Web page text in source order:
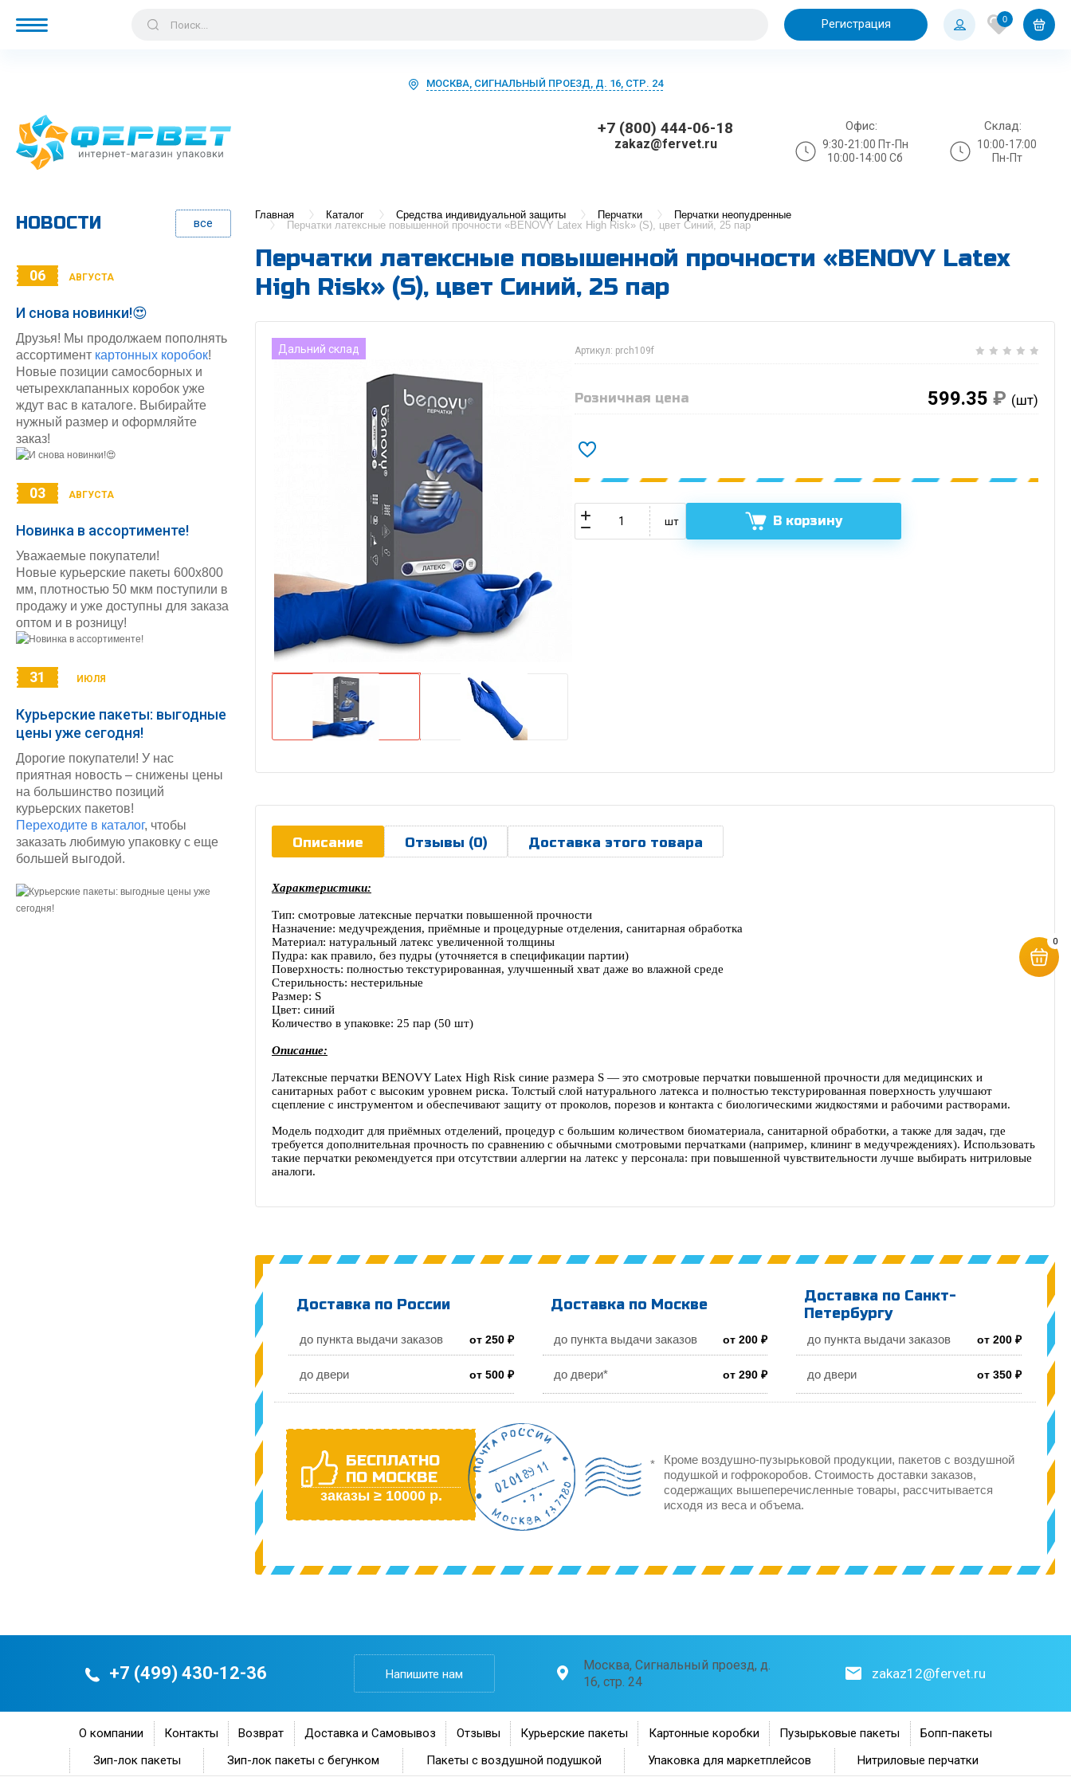
Регистрация 0
МОСКВА, СИГНАЛЬНЫЙ ПРОЕЗД, Д. 16, СТР. 24
+7 (800) 444-06-18
zakaz@fervet.ru
Офис:
9:30-21:00 Пт-Пн
10:00-14:00 Сб
Склад:
10:00-17:00
Пн-Пт
Главная Каталог Средства индивидуальной защиты Перчатки
Перчатки неопудренные
Перчатки латексные повышенной прочности «BENOVY Latex High Risk» (S), цвет Синий, 25 пар
Перчатки латексные повышенной прочности «BENOVY Latex
High Risk» (S), цвет Синий, 25 пар
Дальний склад Артикул: prch109f
Розничная цена 599.35 ₽ (шт)
шт В корзину
Описание Отзывы (0) Доставка этого товара
Характеристики:
Тип: смотровые латексные перчатки повышенной прочности
Назначение: медучреждения, приёмные и процедурные отделения, санитарная обработка
Материал: натуральный латекс увеличенной толщины
Пудра: как правило, без пудры (уточняется в спецификации партии)
Поверхность: полностью текстурированная, улучшенный хват даже во влажной среде
Стерильность: нестерильные
Размер: S
Цвет: синий
Количество в упаковке: 25 пар (50 шт)
Описание:
Латексные перчатки BENOVY Latex High Risk синие размера S — это смотровые перчатки повышенной прочности для медицинских и
санитарных работ с высоким уровнем риска. Толстый слой натурального латекса и полностью текстурированная поверхность улучшают
сцепление с инструментом и обеспечивают защиту от проколов, порезов и контакта с биологическими жидкостями и рабочими растворами.
Модель подходит для приёмных отделений, процедур с большим количеством биоматериала, санитарной обработки, а также для задач, где
требуется дополнительная прочность по сравнению с обычными смотровыми перчатками (например, клининг в медучреждениях). Использовать
такие перчатки рекомендуется при отсутствии аллергии на латекс у персонала: при повышенной чувствительности лучше выбирать нитриловые
аналоги.
Доставка по России
до пункта выдачи заказов от 250 ₽
до двери от 500 ₽
Доставка по Москве
до пункта выдачи заказов от 200 ₽
до двери* от 290 ₽
Доставка по Санкт-
Петербургу
до пункта выдачи заказов от 200 ₽
до двери от 350 ₽
БЕСПЛАТНО
ПО МОСКВЕ
заказы ≥ 10000 р.
Кроме воздушно-пузырьковой продукции, пакетов с воздушной
подушкой и гофрокоробов. Стоимость доставки заказов,
содержащих вышеперечисленные товары, рассчитывается
исходя из веса и объема.
НОВОСТИ все
06 АВГУСТА
И снова новинки!😍
Друзья! Мы продолжаем пополнять
ассортимент картонных коробок!
Новые позиции самосборных и
четырехклапанных коробок уже
ждут вас в каталоге. Выбирайте
нужный размер и оформляйте
заказ!
03 АВГУСТА
Новинка в ассортименте!
Уважаемые покупатели!
Новые курьерские пакеты 600х800
мм, плотностью 50 мкм поступили в
продажу и уже доступны для заказа
оптом и в розницу!
31 ИЮЛЯ
Курьерские пакеты: выгодные
цены уже сегодня!
Дорогие покупатели! У нас
приятная новость – снижены цены
на большинство позиций
курьерских пакетов!
Переходите в каталог, чтобы
заказать любимую упаковку с еще
большей выгодой.
+7 (499) 430-12-36 Напишите нам
Москва, Сигнальный проезд, д.
16, стр. 24
zakaz12@fervet.ru
О компании Контакты Возврат Доставка и Самовывоз Отзывы Курьерские пакеты Картонные коробки Пузырьковые пакеты
Бопп-пакеты
Зип-лок пакеты
Зип-лок пакеты с бегунком Пакеты с воздушной подушкой Упаковка для маркетплейсов Нитриловые перчатки
0